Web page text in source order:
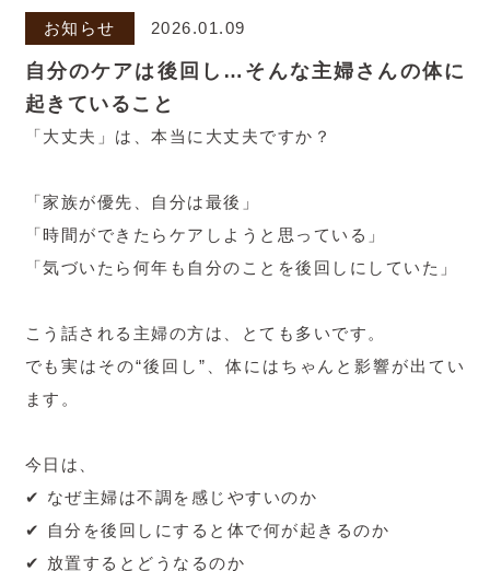
お知らせ 2026.01.09
自分のケアは後回し…そんな主婦さんの体に
起きていること
「大丈夫」は、本当に大丈夫ですか？
「家族が優先、自分は最後」
「時間ができたらケアしようと思っている」
「気づいたら何年も自分のことを後回しにしていた」
こう話される主婦の方は、とても多いです。
でも実はその“後回し”、体にはちゃんと影響が出てい
ます。
今日は、
✔ なぜ主婦は不調を感じやすいのか
✔ 自分を後回しにすると体で何が起きるのか
✔ 放置するとどうなるのか